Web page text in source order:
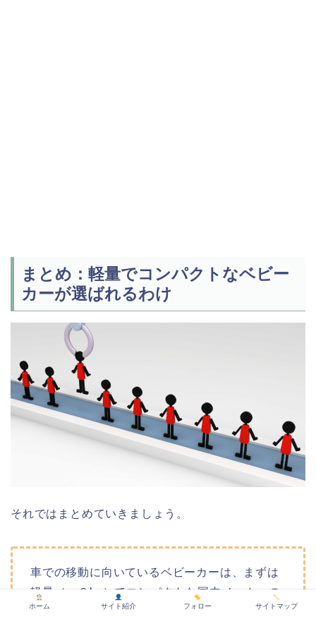
まとめ：軽量でコンパクトなベビー
カーが選ばれるわけ
それではまとめていきましょう。
車での移動に向いているベビーカーは、まずは
軽量（～６kg）でコンパクトな国内メーカーの
ものをおすすめします。
ホーム サイト紹介 フォロー サイトマップ